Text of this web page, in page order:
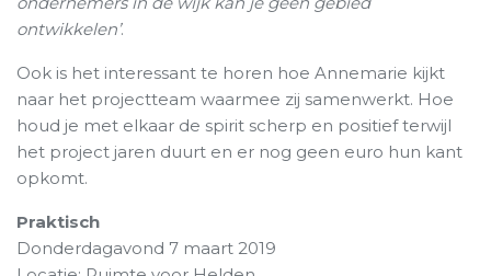
ontwikkelen’.
Ook is het interessant te horen hoe Annemarie kijkt
naar het projectteam waarmee zij samenwerkt. Hoe
houd je met elkaar de spirit scherp en positief terwijl
het project jaren duurt en er nog geen euro hun kant
opkomt.
Praktisch
Donderdagavond 7 maart 2019